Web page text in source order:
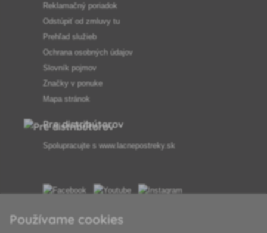
Reklamačný poriadok
Odstúpiť od zmluvy tu
Prehľad služieb
Ochrana osobných údajov
Slovník pojmov
Značky v ponuke
Mapa stránok
Pre distribútorov
Spolupracujte s www.lacnepostreky.sk
Používame cookies